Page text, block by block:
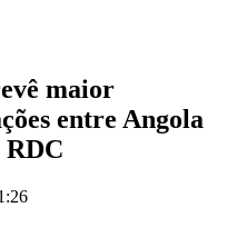
maior
entre Angola
RDC